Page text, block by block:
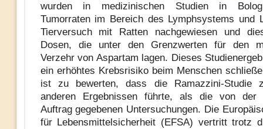
wurden in medizinischen Studien in
Tumorraten im Bereich des Lymphsystems und
Tierversuch mit Ratten nachgewiesen und
Dosen, die unter den Grenzwerten für den
Verzehr von Aspartam lagen. Dieses
ein erhöhtes Krebsrisiko beim Menschen
ist zu bewerten, dass die Ramazzini-Studie
anderen Ergebnissen führte, als die von der
Auftrag gegebenen Untersuchungen. Die
für Lebensmittelsicherheit (EFSA) vertritt trotz